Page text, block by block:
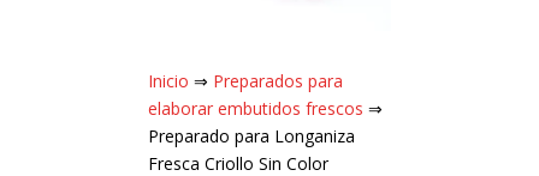
Inicio ⇒ Preparados para
elaborar embutidos frescos ⇒
Preparado para Longaniza
Fresca Criollo Sin Color